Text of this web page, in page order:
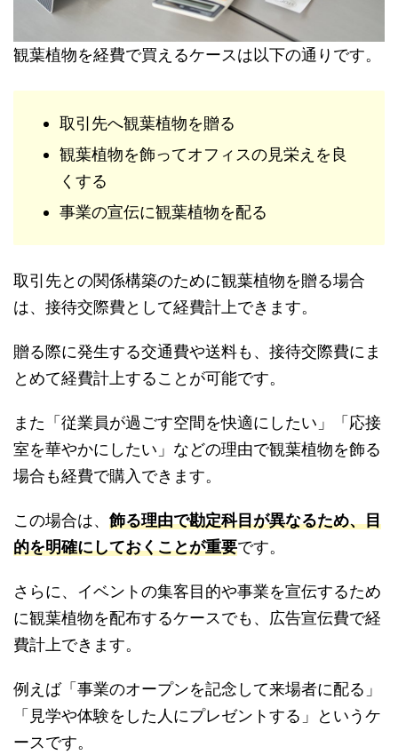
観葉植物を経費で買えるケースは以下の通りです。
取引先へ観葉植物を贈る
観葉植物を飾ってオフィスの見栄えを良
くする
事業の宣伝に観葉植物を配る
取引先との関係構築のために観葉植物を贈る場合
は、接待交際費として経費計上できます。
贈る際に発生する交通費や送料も、接待交際費にま
とめて経費計上することが可能です。
また「従業員が過ごす空間を快適にしたい」「応接
室を華やかにしたい」などの理由で観葉植物を飾る
場合も経費で購入できます。
この場合は、 飾る理由で勘定科目が異なるため、目
的を明確にしておくことが重要です。
さらに、イベントの集客目的や事業を宣伝するため
に観葉植物を配布するケースでも、広告宣伝費で経
費計上できます。
例えば「事業のオープンを記念して来場者に配る」
「見学や体験をした人にプレゼントする」というケ
ースです。